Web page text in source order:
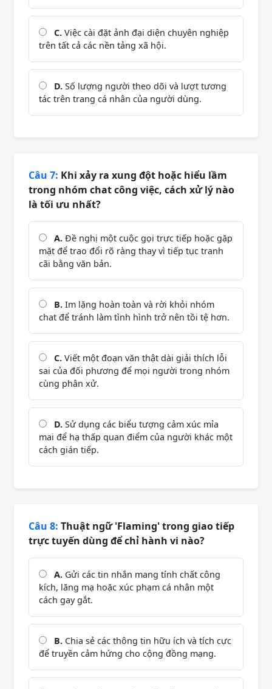
C. Việc cài đặt ảnh đại diện chuyên nghiệp
trên tất cả các nền tảng xã hội.
D. Số lượng người theo dõi và lượt tương
tác trên trang cá nhân của người dùng.
Câu 7: Khi xảy ra xung đột hoặc hiểu lầm
trong nhóm chat công việc, cách xử lý nào
là tối ưu nhất?
A. Đề nghị một cuộc gọi trực tiếp hoặc gặp
mặt để trao đổi rõ ràng thay vì tiếp tục tranh
cãi bằng văn bản.
B. Im lặng hoàn toàn và rời khỏi nhóm
chat để tránh làm tình hình trở nên tồi tệ hơn.
C. Viết một đoạn văn thật dài giải thích lỗi
sai của đối phương để mọi người trong nhóm
cùng phân xử.
D. Sử dụng các biểu tượng cảm xúc mỉa
mai để hạ thấp quan điểm của người khác một
cách gián tiếp.
Câu 8: Thuật ngữ 'Flaming' trong giao tiếp
trực tuyến dùng để chỉ hành vi nào?
A. Gửi các tin nhắn mang tính chất công
kích, lăng mạ hoặc xúc phạm cá nhân một
cách gay gắt.
B. Chia sẻ các thông tin hữu ích và tích cực
để truyền cảm hứng cho cộng đồng mạng.